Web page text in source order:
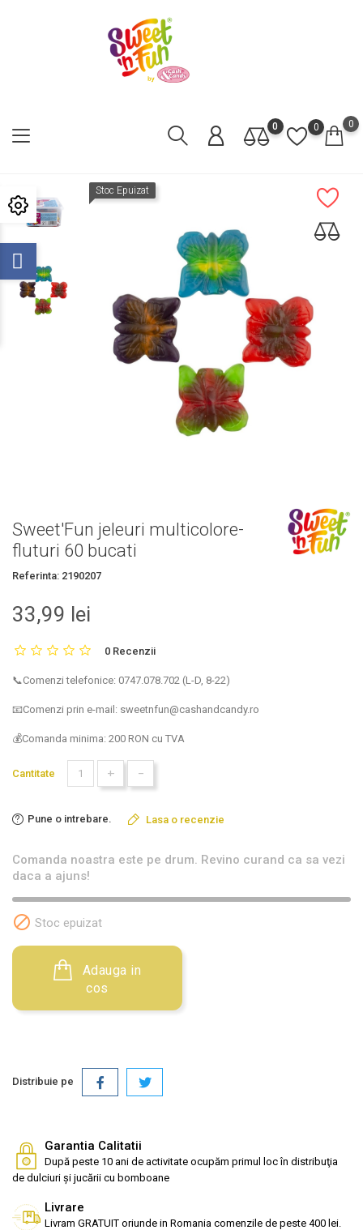
0 0 0
Stoc Epuizat
Sweet'Fun jeleuri multicolore-
fluturi 60 bucati
Referinta: 2190207
33,99 lei
0 Recenzii
📞Comenzi telefonice: 0747.078.702 (L-D, 8-22)
📧Comenzi prin e-mail: sweetnfun@cashandcandy.ro
💰Comanda minima: 200 RON cu TVA
Cantitate + -
Pune o intrebare. Lasa o recenzie
Comanda noastra este pe drum. Revino curand ca sa vezi
daca a ajuns!
 Stoc epuizat
cos
Distribuie pe
Garantia Calitatii
După peste 10 ani de activitate ocupăm primul loc în distribuţia
de dulciuri și jucării cu bomboane
Livrare
Livram GRATUIT oriunde in Romania comenzile de peste 400 lei.